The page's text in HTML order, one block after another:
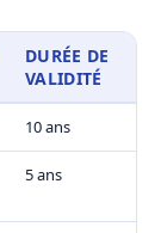
DURÉE DE
VALIDITÉ
10 ans
5 ans